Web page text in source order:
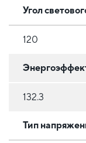
Угол
120
132.3
Тип